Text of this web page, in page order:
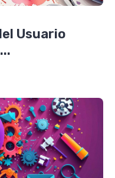
Usuario